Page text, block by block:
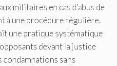
militaires en cas d'abus de
à une procédure régulière.
une pratique systématique
devant la justice
sans